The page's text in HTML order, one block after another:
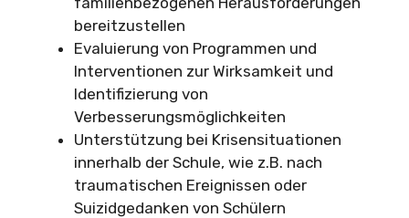
bereitzustellen
Evaluierung von Programmen und
Interventionen zur Wirksamkeit und
Identifizierung von
Verbesserungsmöglichkeiten
Unterstützung bei Krisensituationen
innerhalb der Schule, wie z.B. nach
traumatischen Ereignissen oder
Suizidgedanken von Schülern